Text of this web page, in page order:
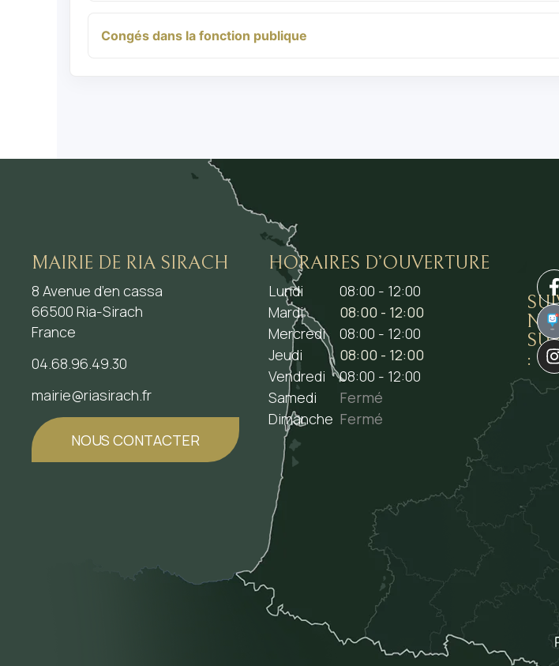
Congés dans la fonction publique
MAIRIE DE RIA SIRACH
8 Avenue d’en cassa
66500 Ria-Sirach
France
04.68.96.49.30
mairie@riasirach.fr
NOUS CONTACTER
HORAIRES D’OUVERTURE
Lundi
08:00 - 12:00
Mardi
08:00 - 12:00
Mercredi
08:00 - 12:00
Jeudi
08:00 - 12:00
Vendredi
08:00 - 12:00
Samedi
Fermé
Dimanche Fermé
:
1